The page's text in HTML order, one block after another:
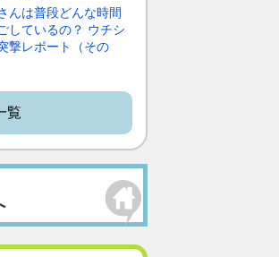
んは普段どんな時間
しているの？ ウチシ
撃レポート（その
覧